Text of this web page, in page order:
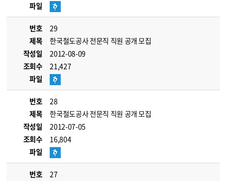
파일
번호
29
제목
한국철도공사 전문직 직원 공개 모집
작성일
2012-08-09
조회수
21,427
파일
번호
28
제목
한국철도공사 전문직 직원 공개 모집
작성일
2012-07-05
조회수
16,804
파일
번호
27